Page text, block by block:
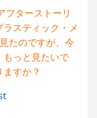
海外「日本は取り締まれ！」栃木でシャインマスカット400房が盗難被害に（海外の反応）
海外メディア「洋ゲー市場はグラフィック至上主義のせいで崩壊しつつある」（海外の反応）
フターストーリ
スティック・メ
たのですが、今
もっと見たいで
すか？